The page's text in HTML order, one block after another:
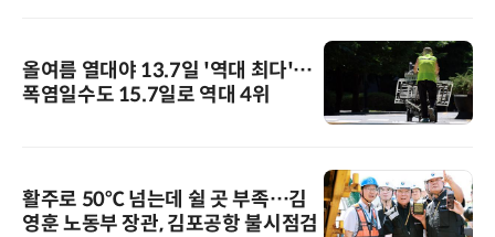
올여름 열대야 13.7일 '역대 최다'…
폭염일수도 15.7일로 역대 4위
활주로 50℃ 넘는데 쉴 곳 부족…김
영훈 노동부 장관, 김포공항 불시점검